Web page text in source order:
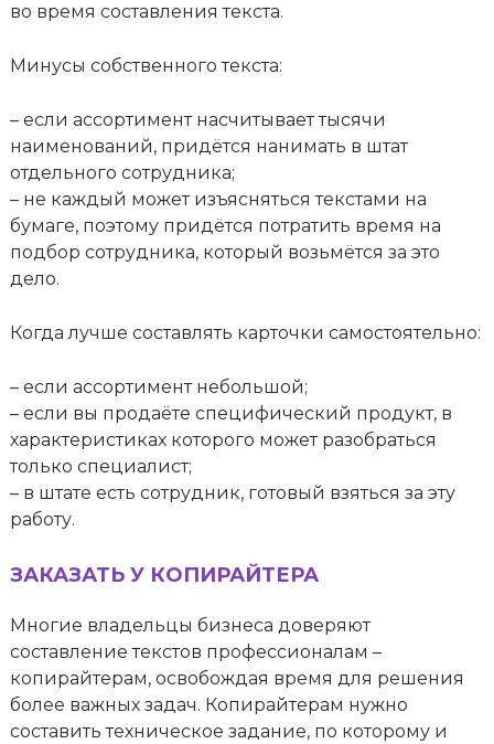
во время составления текста.
Минусы собственного текста:
– если ассортимент насчитывает тысячи
наименований, придётся нанимать в штат
отдельного сотрудника;
– не каждый может изъясняться текстами на
бумаге, поэтому придётся потратить время на
подбор сотрудника, который возьмётся за это
дело.
Когда лучше составлять карточки самостоятельно:
– если ассортимент небольшой;
– если вы продаёте специфический продукт, в
характеристиках которого может разобраться
только специалист;
– в штате есть сотрудник, готовый взяться за эту
работу.
ЗАКАЗАТЬ У КОПИРАЙТЕРА
Многие владельцы бизнеса доверяют
составление текстов профессионалам –
копирайтерам, освобождая время для решения
более важных задач. Копирайтерам нужно
составить техническое задание, по которому и